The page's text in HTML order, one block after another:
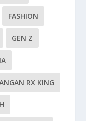
FASHION
GEN Z
RX KING